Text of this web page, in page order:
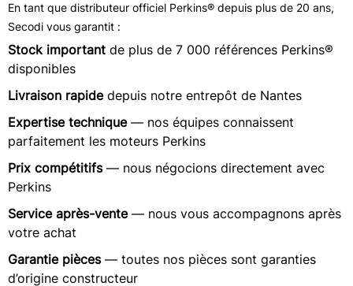
En tant que distributeur officiel Perkins® depuis plus de 20 ans,
Secodi vous garantit :
Stock important de plus de 7 000 références Perkins®
disponibles
Livraison rapidedepuis notre entrepôt de Nantes
Expertise technique— nos équipes connaissent
parfaitement les moteurs Perkins
Prix compétitifs— nous négocions directement avec
Perkins
Service après-vente— nous vous accompagnons après
votre achat
Garantie pièces— toutes nos pièces sont garanties
d’origine constructeur